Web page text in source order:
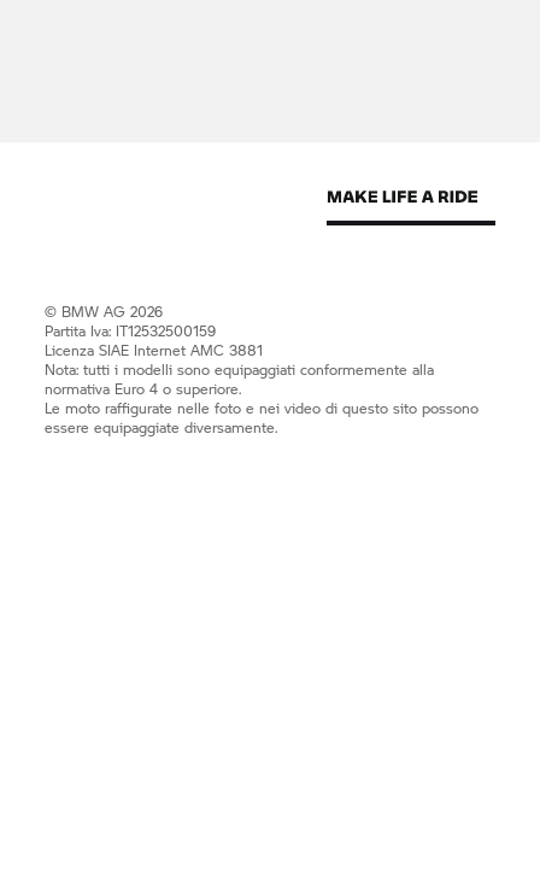
© BMW AG 2026
Partita Iva: IT12532500159
Licenza SIAE Internet AMC 3881
Nota: tutti i modelli sono equipaggiati conformemente alla
normativa Euro 4 o superiore.
Le moto raffigurate nelle foto e nei video di questo sito possono
essere equipaggiate diversamente.